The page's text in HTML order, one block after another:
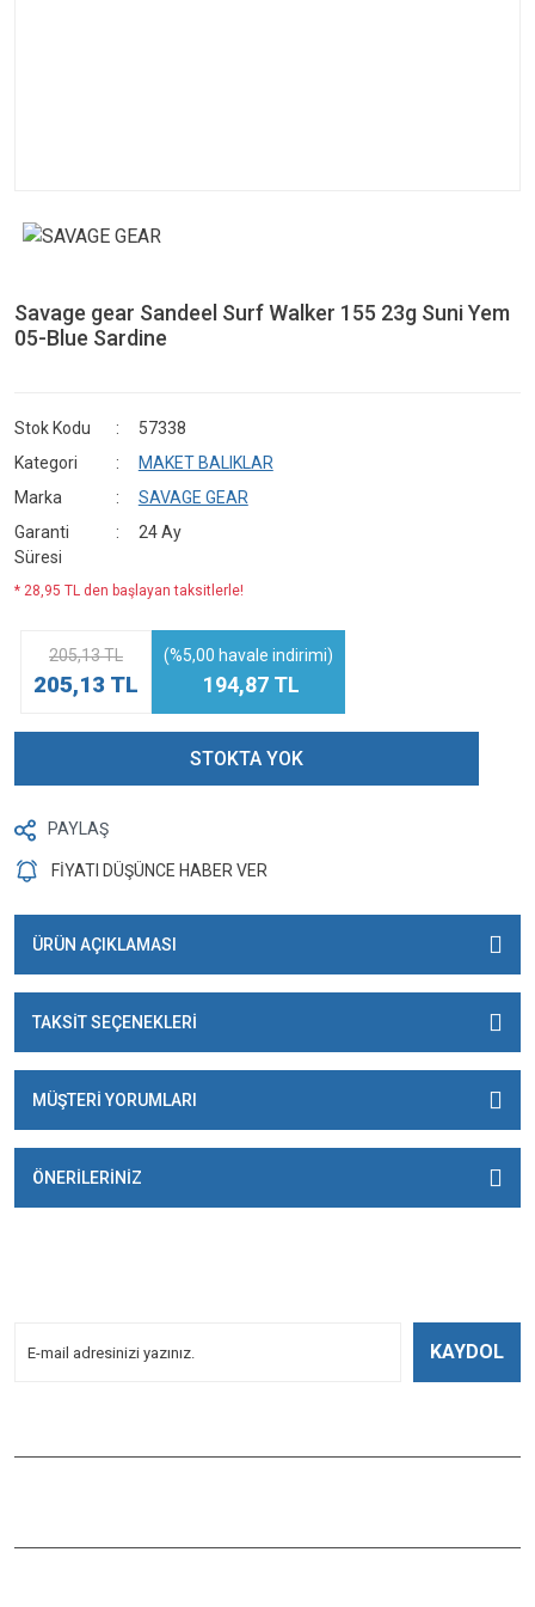
Savage gear Sandeel Surf Walker 155 23g Suni Yem
05-Blue Sardine
Stok Kodu
57338
Kategori
MAKET BALIKLAR
Marka
SAVAGE GEAR
Garanti
Süresi
24 Ay
* 28,95 TL den başlayan taksitlerle!
205,13 TL
205,13 TL
(%5,00 havale indirimi)
194,87 TL
STOKTA YOK
PAYLAŞ
FİYATI DÜŞÜNCE HABER VER
ÜRÜN AÇIKLAMASI
TAKSİT SEÇENEKLERİ
MÜŞTERİ YORUMLARI
ÖNERİLERİNİZ
KAYDOL